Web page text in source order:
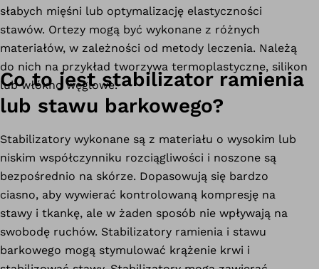
słabych mięśni lub optymalizację elastyczności
stawów. Ortezy mogą być wykonane z różnych
materiałów, w zależności od metody leczenia. Należą
do nich na przykład tworzywa termoplastyczne, silikon
lub włókno węglowe.
Co to jest stabilizator ramienia
lub stawu barkowego?
Stabilizatory wykonane są z materiału o wysokim lub
niskim współczynniku rozciągliwości i noszone są
bezpośrednio na skórze. Dopasowują się bardzo
ciasno, aby wywierać kontrolowaną kompresję na
stawy i tkankę, ale w żaden sposób nie wpływają na
swobodę ruchów. Stabilizatory ramienia i stawu
barkowego mogą stymulować krążenie krwi i